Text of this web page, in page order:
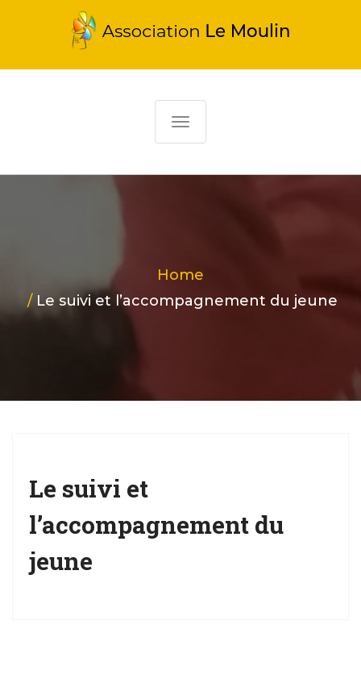
T
g
n
a
Home
Le suivi et l’accompagnement du jeune
Le suivi et
l’accompagnement du
jeune